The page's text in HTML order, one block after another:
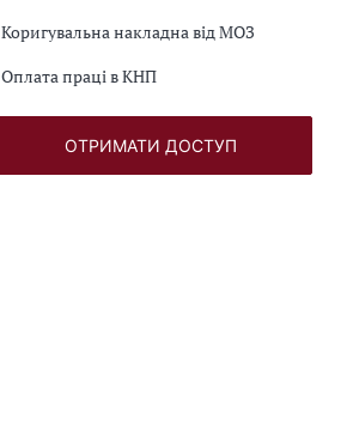
Коригувальна накладна від МОЗ
Оплата праці в КНП
ОТРИМАТИ ДОСТУП